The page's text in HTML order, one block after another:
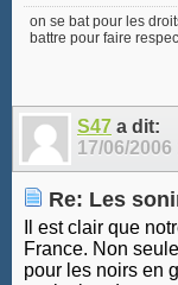
on se bat pour les
battre pour faire
S47 a dit:
17/06/2006
Re: Les
Il est clair que
France. Non
pour les noirs en